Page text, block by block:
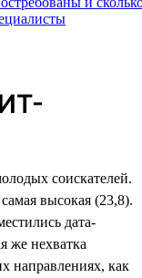
соискателей.
высокая (23,8).
дата-
же нехватка
направлениях, как